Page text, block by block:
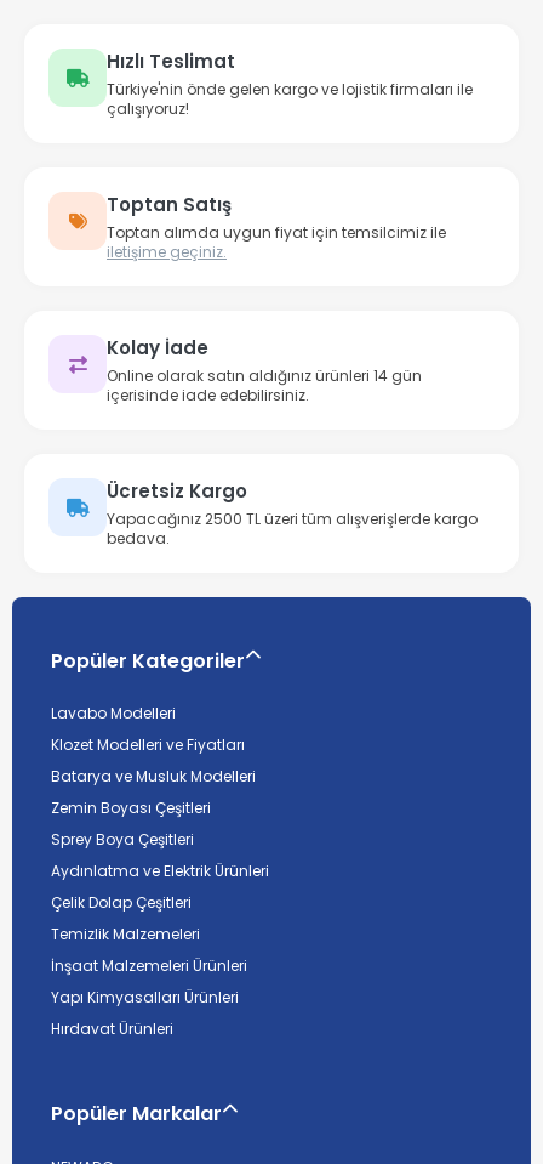
Hızlı Teslimat
Türkiye'nin önde gelen kargo ve lojistik firmaları ile
çalışıyoruz!
Toptan Satış
Toptan alımda uygun fiyat için temsilcimiz ile
iletişime geçiniz.
Kolay İade
Online olarak satın aldığınız ürünleri 14 gün
içerisinde iade edebilirsiniz.
Ücretsiz Kargo
Yapacağınız 2500 TL üzeri tüm alışverişlerde kargo
bedava.
Popüler Kategoriler
Lavabo Modelleri
Klozet Modelleri ve Fiyatları
Batarya ve Musluk Modelleri
Zemin Boyası Çeşitleri
Sprey Boya Çeşitleri
Aydınlatma ve Elektrik Ürünleri
Çelik Dolap Çeşitleri
Temizlik Malzemeleri
İnşaat Malzemeleri Ürünleri
Yapı Kimyasalları Ürünleri
Hırdavat Ürünleri
Popüler Markalar